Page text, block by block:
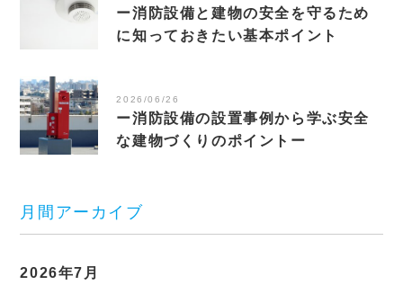
ー消防設備と建物の安全を守るため
に知っておきたい基本ポイント
2026/06/26
ー消防設備の設置事例から学ぶ安全
な建物づくりのポイントー
月間アーカイブ
2026年7月